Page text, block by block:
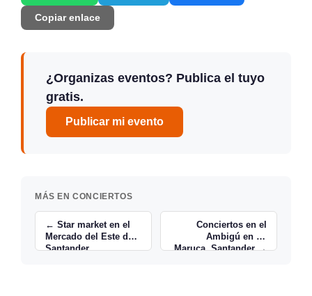
Copiar enlace
¿Organizas eventos? Publica el tuyo
gratis.
Publicar mi evento
MÁS EN CONCIERTOS
← Star market en el
Mercado del Este de
Santander
Conciertos en el
Ambigú en La
Maruca, Santander →